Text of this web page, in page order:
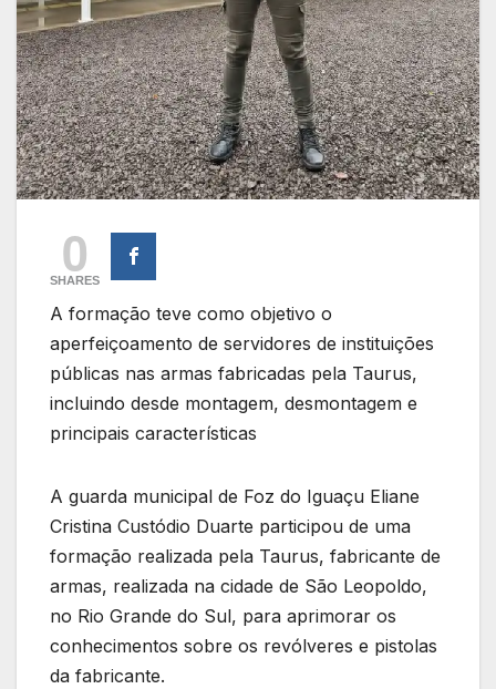
0
SHARES
A formação teve como objetivo o
aperfeiçoamento de servidores de instituições
públicas nas armas fabricadas pela Taurus,
incluindo desde montagem, desmontagem e
principais características
A guarda municipal de Foz do Iguaçu Eliane
Cristina Custódio Duarte participou de uma
formação realizada pela Taurus, fabricante de
armas, realizada na cidade de São Leopoldo,
no Rio Grande do Sul, para aprimorar os
conhecimentos sobre os revólveres e pistolas
da fabricante.